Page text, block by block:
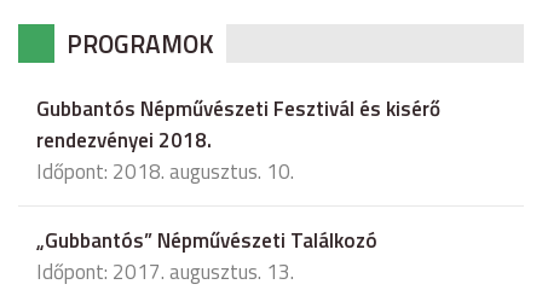
PROGRAMOK
Gubbantós Népművészeti Fesztivál és kisérő
rendezvényei 2018.
Időpont: 2018. augusztus. 10.
„Gubbantós” Népművészeti Találkozó
Időpont: 2017. augusztus. 13.